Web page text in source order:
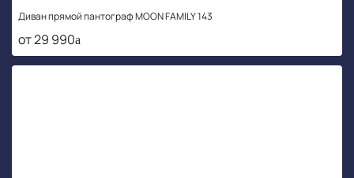
Диван прямой пантограф MOON FAMILY 143
от 29 990